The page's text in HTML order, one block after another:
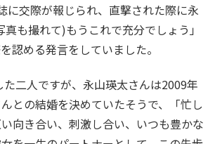
に交際が報じられ、直撃された際に永
も撮れて)もうこれで充分でしょう」
認める発言をしていました。
二人ですが、永山瑛太さんは2009年
との結婚を決めていたそうで、「忙し
向き合い、刺激し合い、いつも豊かな